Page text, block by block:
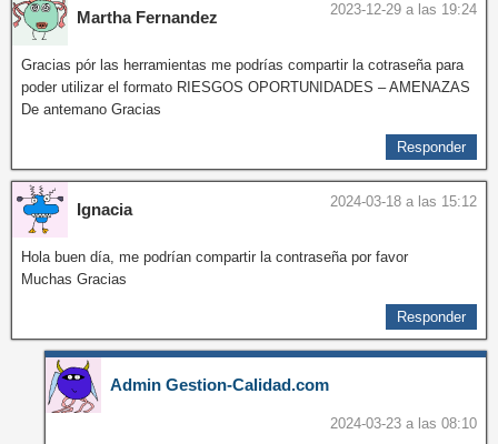
Martha Fernandez 2023-12-29 a las 19:24
Gracias pór las herramientas me podrías compartir la cotraseña para
poder utilizar el formato RIESGOS OPORTUNIDADES – AMENAZAS
De antemano Gracias
Responder
Ignacia 2024-03-18 a las 15:12
Hola buen día, me podrían compartir la contraseña por favor
Muchas Gracias
Responder
Admin Gestion-Calidad.com
2024-03-23 a las 08:10